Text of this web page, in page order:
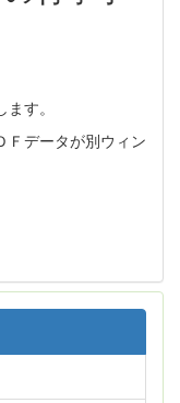
す。
データが別ウィン